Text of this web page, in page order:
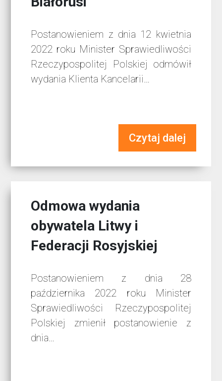
Postanowieniem z dnia 12 kwietnia
2022 roku Minister Sprawiedliwości
Rzeczypospolitej Polskiej odmówił
wydania Klienta Kancelarii…
Czytaj dalej
Odmowa wydania
obywatela Litwy i
Federacji Rosyjskiej
Postanowieniem z dnia 28
października 2022 roku Minister
Sprawiedliwości Rzeczypospolitej
Polskiej zmienił postanowienie z
dnia…